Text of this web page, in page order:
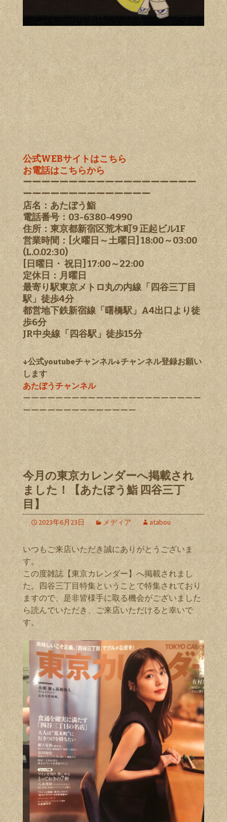
公式WEBサイトはこちら
お電話はこちらから
ーーーーーーーーーーーーーーーーーーー
ーーーーーーーーーーーーーー
店名：あたぼう鮨
電話番号：03-6380-4990
住所：東京都新宿区荒木町9 正起ビル1F
営業時間：[火曜日～土曜日] 18:00～03:00
(L.O.02:30)
[日曜日・ 祝日] 17:00～22:00
定休日：月曜日
最寄り駅東京メトロ丸の内線「四谷三丁目
駅」徒歩4分
都営地下鉄新宿線「曙橋駅」A4出口より徒
歩6分
JR中央線「四谷駅」徒歩15分
↓公式youtubeチャンネル↓チャンネル登録お願い
します
あたぼうチャンネル
ーーーーーーーーーーーーーーーーーーーーーー
ーーーーーーーーーーーーーー
今月の東京カレンダーへ掲載され
ました！【あたぼう鮨 四谷三丁
目】
2023年6月23日 メディア atabou
いつもご来店いただき誠にありがとうございま
す。
この度雑誌【東京カレンダー】へ掲載されまし
た。四谷三丁目特集ということで特集されており
ますので、是非皆様手に取る機会がございました
ら読んでいただき、ご来店いただけると幸いで
す。